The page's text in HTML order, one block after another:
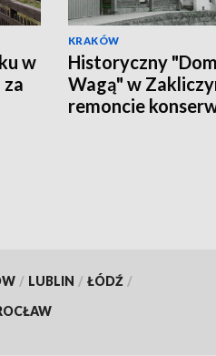
w
KRAKÓW
Historyczny
Wagą" w
remoncie
/ LUBLIN / ŁÓDŹ /